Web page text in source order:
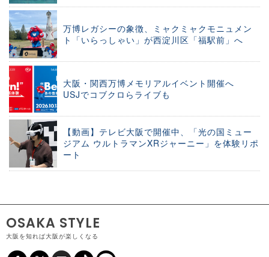
万博レガシーの象徴、ミャクミャクモニュメン
ト「いらっしゃい」が西淀川区「福駅前」へ
大阪・関西万博メモリアルイベント開催へ
USJでコブクロらライブも
【動画】テレビ大阪で開催中、「光の国ミュー
ジアム ウルトラマンXRジャーニー」を体験リポ
ート
OSAKA STYLE
大阪を知れば大阪が楽しくなる